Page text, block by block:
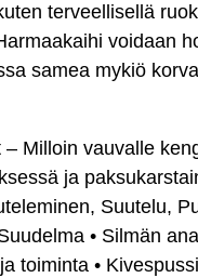
terveellisellä
voidaan
samea mykiö
– Milloin vauvalle
ja
Suutelu,
• Silmän
toiminta •